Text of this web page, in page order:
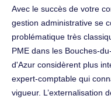
Avec le succès de votre
gestion administrative se
problématique très
PME dans les Bouches-
d'Azur considèrent plus
expert-comptable qui
vigueur. L’externalisation